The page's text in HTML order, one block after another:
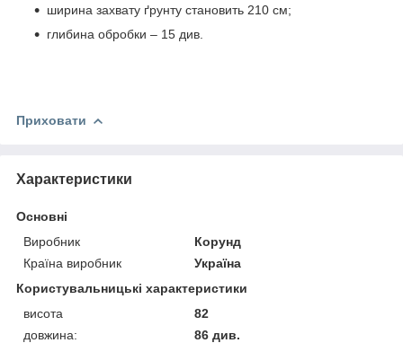
ширина захвату ґрунту становить 210 см;
глибина обробки – 15 див.
Приховати
Характеристики
Основні
Виробник
Корунд
Країна виробник
Україна
Користувальницькі характеристики
висота
82
довжина:
86 див.